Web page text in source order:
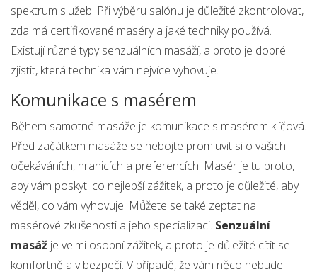
spektrum služeb. Při výběru salónu je důležité zkontrolovat,
zda má certifikované maséry a jaké techniky používá.
Existují různé typy senzuálních masáží, a proto je dobré
zjistit, která technika vám nejvíce vyhovuje.
Komunikace s masérem
Během samotné masáže je komunikace s masérem klíčová.
Před začátkem masáže se nebojte promluvit si o vašich
očekáváních, hranicích a preferencích. Masér je tu proto,
aby vám poskytl co nejlepší zážitek, a proto je důležité, aby
věděl, co vám vyhovuje. Můžete se také zeptat na
masérové zkušenosti a jeho specializaci. Senzuální
masáž je velmi osobní zážitek, a proto je důležité cítit se
komfortně a v bezpečí. V případě, že vám něco nebude